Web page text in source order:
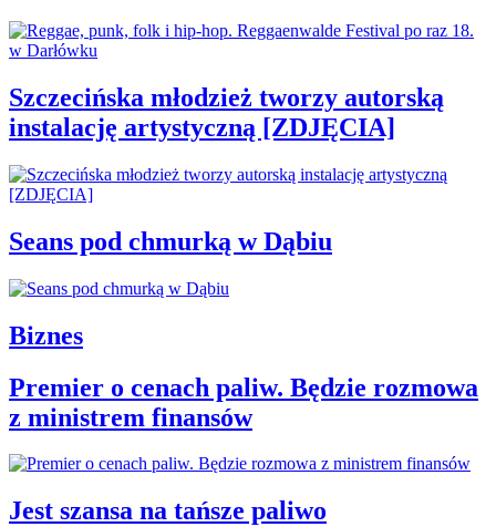
Szczecińska młodzież tworzy autorską
instalację artystyczną [ZDJĘCIA]
Seans pod chmurką w Dąbiu
Biznes
Premier o cenach paliw. Będzie rozmowa
z ministrem finansów
Jest szansa na tańsze paliwo